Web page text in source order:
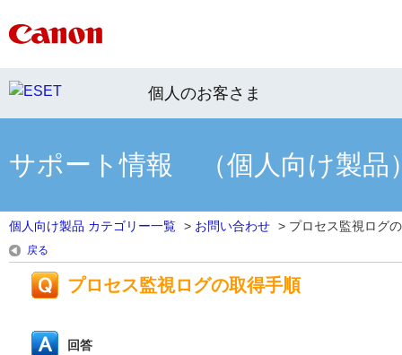
個人のお客さま
サポート情報 （個人向け製品
個人向け製品 カテゴリー一覧 > お問い合わせ > プロセス監視ログ
戻る
プロセス監視ログの取得手順
回答